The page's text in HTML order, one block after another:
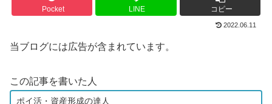
Pocket LINE コピー
2022.06.11
当ブログには広告が含まれています。
この記事を書いた人
ポイ活・資産形成の達人